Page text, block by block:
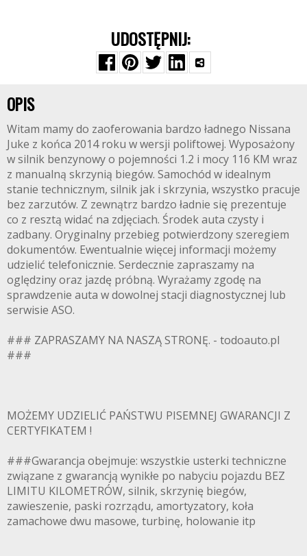
UDOSTĘPNIJ:
OPIS
Witam mamy do zaoferowania bardzo ładnego Nissana
Juke z końca 2014 roku w wersji poliftowej. Wyposażony
w silnik benzynowy o pojemności 1.2 i mocy 116 KM wraz
z manualną skrzynią biegów. Samochód w idealnym
stanie technicznym, silnik jak i skrzynia, wszystko pracuje
bez zarzutów. Z zewnątrz bardzo ładnie się prezentuje
co z resztą widać na zdjęciach. Środek auta czysty i
zadbany. Oryginalny przebieg potwierdzony szeregiem
dokumentów. Ewentualnie więcej informacji możemy
udzielić telefonicznie. Serdecznie zapraszamy na
oględziny oraz jazdę próbną. Wyrażamy zgodę na
sprawdzenie auta w dowolnej stacji diagnostycznej lub
serwisie ASO.
### ZAPRASZAMY NA NASZĄ STRONĘ. - todoauto.pl
###
MOŻEMY UDZIELIĆ PAŃSTWU PISEMNEJ GWARANCJI Z
CERTYFIKATEM !
###Gwarancja obejmuje: wszystkie usterki techniczne
związane z gwarancją wynikłe po nabyciu pojazdu BEZ
LIMITU KILOMETRÓW, silnik, skrzynię biegów,
zawieszenie, paski rozrządu, amortyzatory, koła
zamachowe dwu masowe, turbinę, holowanie itp